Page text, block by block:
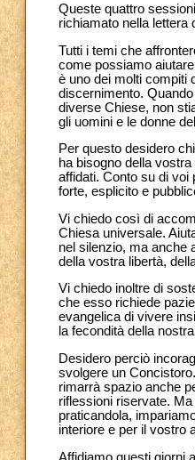
Queste quattro
richiamato nella lettera
Tutti i temi che
come possiamo
è uno dei molti compiti
discernimento.
diverse Chiese, non
gli uomini e le donne
Per questo desidero
ha bisogno della
affidati. Conto su di voi
forte, esplicito e
Vi chiedo così di
Chiesa universale.
nel silenzio, ma anche
della vostra libertà,
Vi chiedo inoltre di
che esso richiede
evangelica di vivere
la fecondità della
Desidero perciò
svolgere un
rimarrà spazio anche
riflessioni riservate.
praticandola,
interiore e per il vostro
Affidiamo questi giorni